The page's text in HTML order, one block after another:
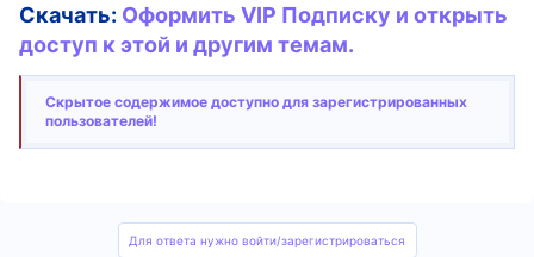
Скачать: Оформить VIP Подписку и открыть
доступ к этой и другим темам.
Скрытое содержимое доступно для зарегистрированных
пользователей!
Для ответа нужно войти/зарегистрироваться